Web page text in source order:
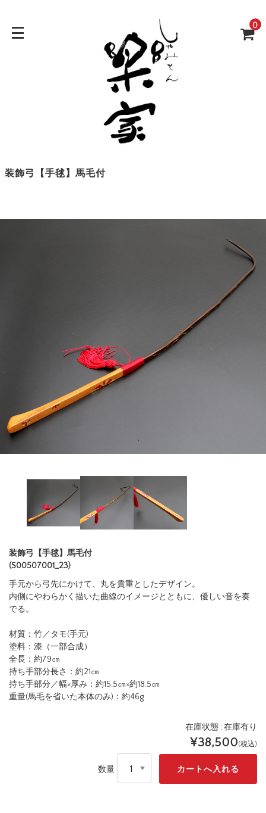
0
装飾弓【手毬】馬毛付
装飾弓【手毬】馬毛付
(S00507001_23)
在庫状態 : 在庫有り
¥38,500(税込)
数量
手元から弓先にかけて、丸を貴重としたデザイン。
内側にやわらかく描いた曲線のイメージとともに、優しい音を奏
でる。
材質：竹／タモ(手元)
塗料：漆（一部合成）
全長：約79㎝
持ち手部分長さ：約21㎝
持ち手部分／幅×厚み：約15.5㎝×約18.5㎝
重量(馬毛を省いた本体のみ) ：約46g